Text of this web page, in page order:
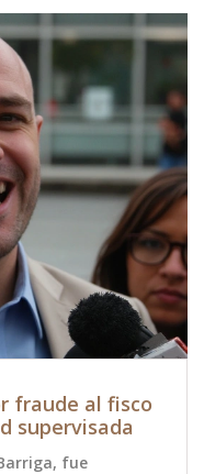
fraude al fisco
supervisada
fue